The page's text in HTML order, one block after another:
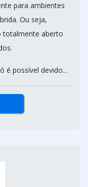
para ambientes
Ou seja,
totalmente aberto
é possível devido...